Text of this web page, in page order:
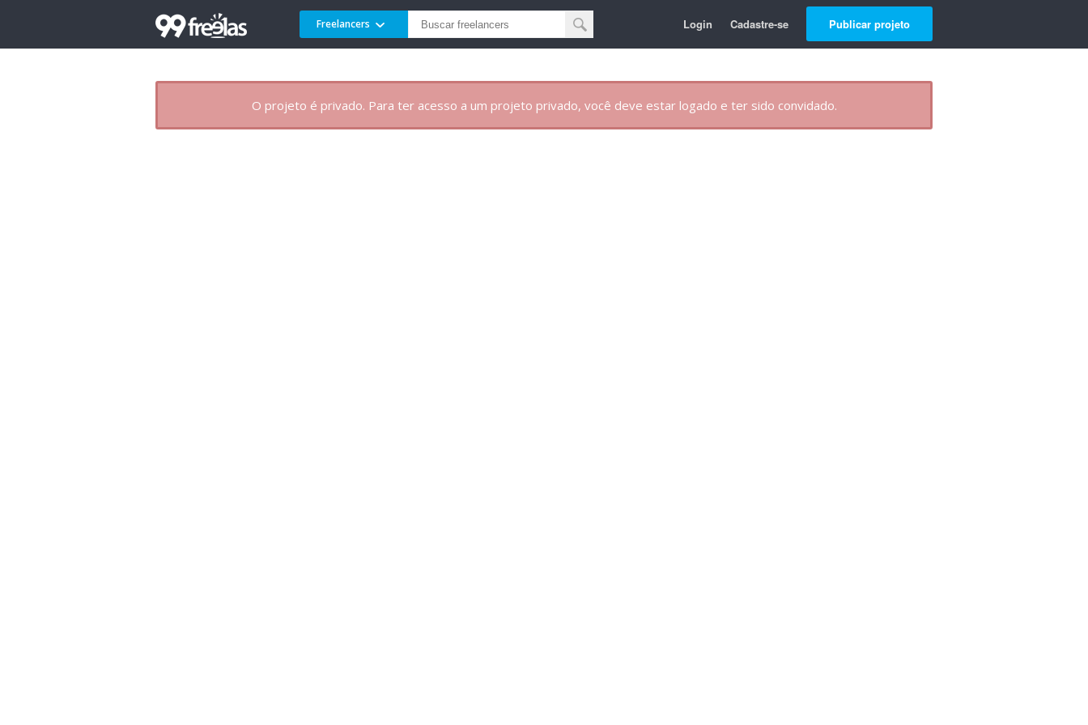
Freelancers Login Cadastre-se Publicar projeto
O projeto é privado. Para ter acesso a um projeto privado, você deve estar logado e ter sido convidado.